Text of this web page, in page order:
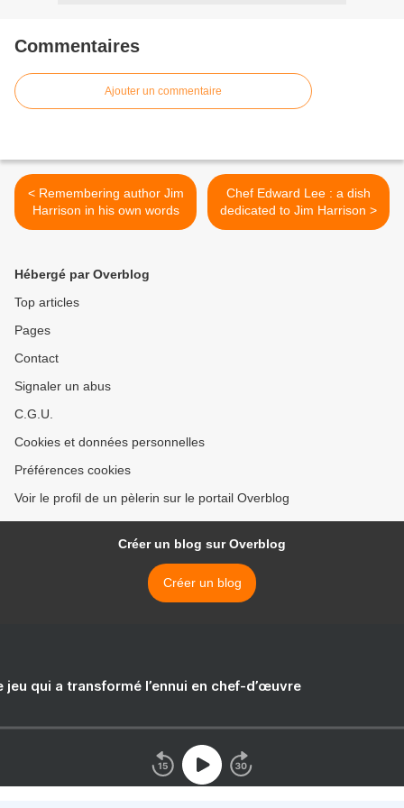
Commentaires
Ajouter un commentaire
< Remembering author Jim
Harrison in his own words
Chef Edward Lee : a dish
dedicated to Jim Harrison >
Hébergé par Overblog
Top articles
Pages
Contact
Signaler un abus
C.G.U.
Cookies et données personnelles
Préférences cookies
Voir le profil de un pèlerin sur le portail Overblog
Créer un blog sur Overblog
Créer un blog
jeu qui a transformé l’ennui en chef-d’œuvre